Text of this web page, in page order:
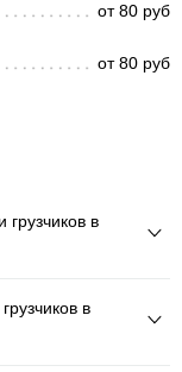
от 80 руб
от 80 руб
грузчиков в
в